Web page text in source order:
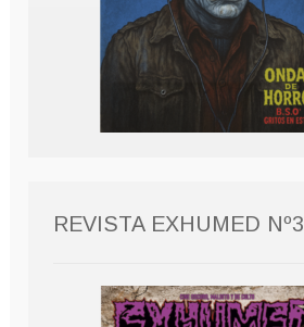
REVISTA EXHUMED Nº3